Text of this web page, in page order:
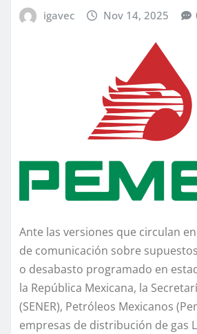
igavec Nov 14, 2025
Ante las versiones que circulan
de comunicación sobre
o desabasto programado en
la República Mexicana, la
(SENER), Petróleos Mexicanos
empresas de distribución de gas